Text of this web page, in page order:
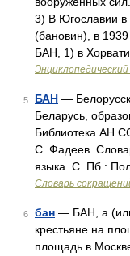
3) В Югославии в
(бановин), в
БАН, 1) в
Энциклопедический
5 БАН —
Беларусь,
Библиотека АН
С. Фадеев.
языка. С. Пб.:
Словарь
6 бан — БАН, а
крестьяне на
площадь в